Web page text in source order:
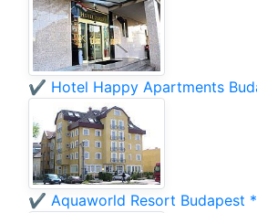
✔️ Hotel Happy Apartments
✔️ Aquaworld Resort Budapest